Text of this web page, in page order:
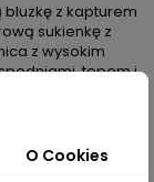
z kapturem
sukienkę z
z wysokim
topem i
czyli
na
albo futerkowy
okrycia
O Cookies